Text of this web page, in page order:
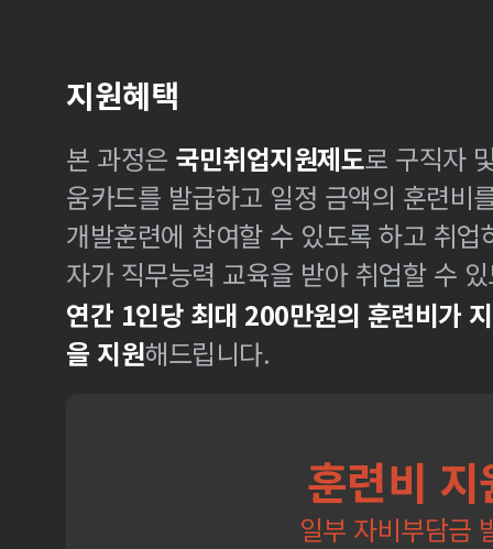
지원혜택
본 과정은 국민취업지원제도로 구직자
움카드를 발급하고 일정 금액의 훈련비
개발훈련에 참여할 수 있도록 하고 취
자가 직무능력 교육을 받아 취업할 수
연간 1인당 최대 200만원의 훈련비가
을 지원해드립니다.
훈련비 지
일부 자비부담금